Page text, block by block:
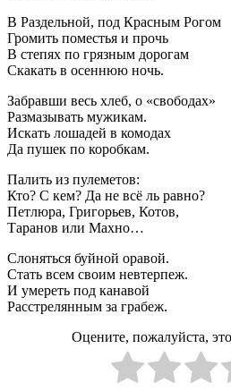
В Раздельной, под Красным Рогом
Громить поместья и прочь
В степях по грязным дорогам
Скакать в осеннюю ночь.
Забравши весь хлеб, о «свободах»
Размазывать мужикам.
Искать лошадей в комодах
Да пушек по коробкам.
Палить из пулеметов:
Кто? С кем? Да не всё ль равно?
Петлюра, Григорьев, Котов,
Таранов или Махно…
Слоняться буйной оравой.
Стать всем своим невтерпеж.
И умереть под канавой
Расстрелянным за грабеж.
Оцените, пожалуйста,